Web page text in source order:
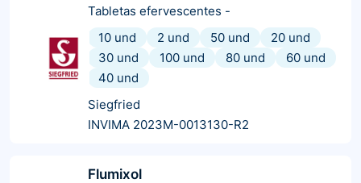
Tabletas efervescentes -
10 und
2 und 50 und
20 und
30 und
100 und 80 und
60 und
40 und
Siegfried
INVIMA 2023M-0013130-R2
Flumixol